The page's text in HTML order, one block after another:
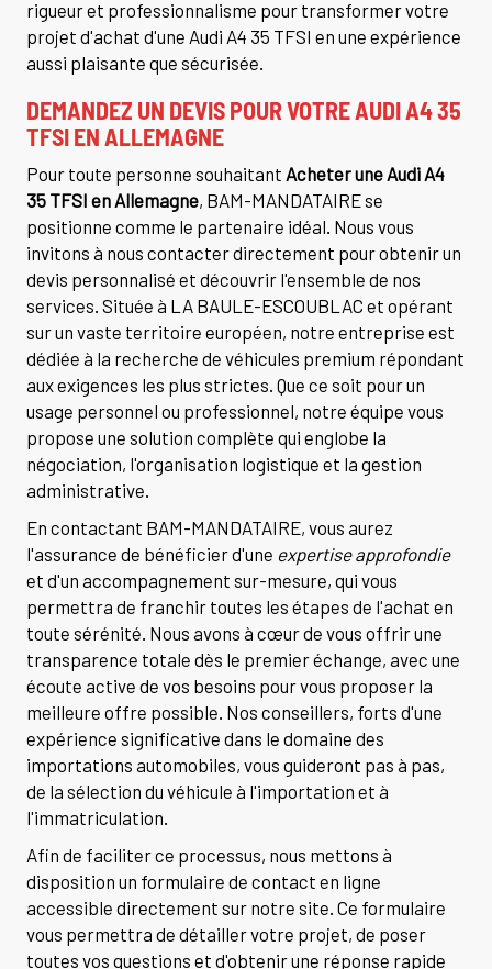
rigueur et professionnalisme pour transformer votre
projet d'achat d'une Audi A4 35 TFSI en une expérience
aussi plaisante que sécurisée.
DEMANDEZ UN DEVIS POUR VOTRE AUDI A4 35
TFSI EN ALLEMAGNE
Pour toute personne souhaitant Acheter une Audi A4
35 TFSI en Allemagne, BAM-MANDATAIRE se
positionne comme le partenaire idéal. Nous vous
invitons à nous contacter directement pour obtenir un
devis personnalisé et découvrir l'ensemble de nos
services. Située à LA BAULE-ESCOUBLAC et opérant
sur un vaste territoire européen, notre entreprise est
dédiée à la recherche de véhicules premium répondant
aux exigences les plus strictes. Que ce soit pour un
usage personnel ou professionnel, notre équipe vous
propose une solution complète qui englobe la
négociation, l'organisation logistique et la gestion
administrative.
En contactant BAM-MANDATAIRE, vous aurez
l'assurance de bénéficier d'une expertise approfondie
et d'un accompagnement sur-mesure, qui vous
permettra de franchir toutes les étapes de l'achat en
toute sérénité. Nous avons à cœur de vous offrir une
transparence totale dès le premier échange, avec une
écoute active de vos besoins pour vous proposer la
meilleure offre possible. Nos conseillers, forts d'une
expérience significative dans le domaine des
importations automobiles, vous guideront pas à pas,
de la sélection du véhicule à l'importation et à
l'immatriculation.
Afin de faciliter ce processus, nous mettons à
disposition un formulaire de contact en ligne
accessible directement sur notre site. Ce formulaire
vous permettra de détailler votre projet, de poser
toutes vos questions et d'obtenir une réponse rapide